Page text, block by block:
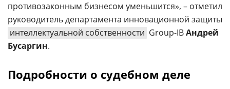
противозаконным бизнесом уменьшится», – отметил
руководитель департамента инновационной защиты
интеллектуальной собственности Group-IBАндрей
Бусаргин.
Подробности о судебном деле